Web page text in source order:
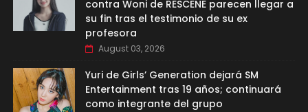
contra Woni de RESCENE parecen llegar a
su fin tras el testimonio de su ex
profesora
August 03, 2026
Yuri de Girls’ Generation dejará SM
Entertainment tras 19 años; continuará
como integrante del grupo